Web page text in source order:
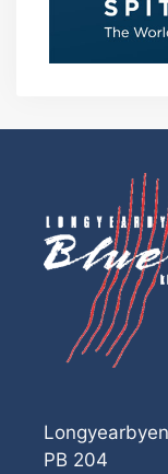
PB 204